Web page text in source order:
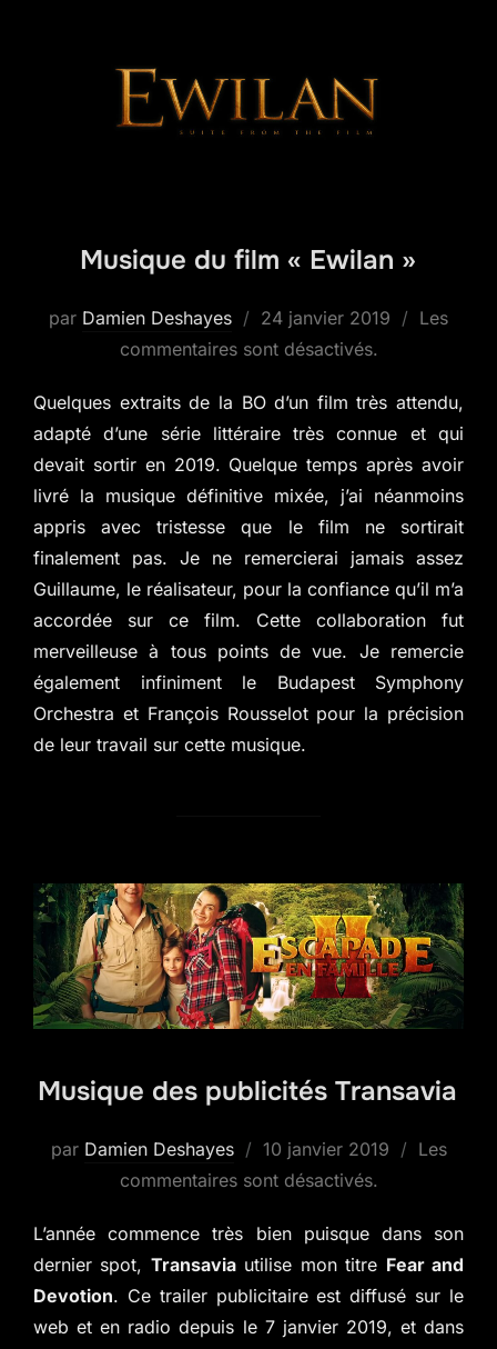
Musique du film « Ewilan »
par Damien Deshayes
Publié
le
24 janvier 2019
Les
commentaires sont désactivés.
Quelques extraits de la BO d’un film très attendu,
adapté d’une série littéraire très connue et qui
devait sortir en 2019. Quelque temps après avoir
livré la musique définitive mixée, j’ai néanmoins
appris avec tristesse que le film ne sortirait
finalement pas. Je ne remercierai jamais assez
Guillaume, le réalisateur, pour la confiance qu’il m’a
accordée sur ce film. Cette collaboration fut
merveilleuse à tous points de vue. Je remercie
également infiniment le Budapest Symphony
Orchestra et François Rousselot pour la précision
de leur travail sur cette musique.
Musique des publicités Transavia
par Damien Deshayes
Publié
le
10 janvier 2019
Les
commentaires sont désactivés.
L’année commence très bien puisque dans son
dernier spot, Transaviautilise mon titre Fear and
Devotion. Ce trailer publicitaire est diffusé sur le
web et en radio depuis le 7 janvier 2019, et dans